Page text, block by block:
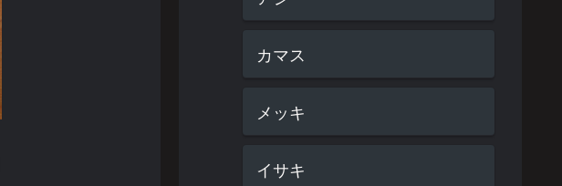
カマス
メッキ
イサキ